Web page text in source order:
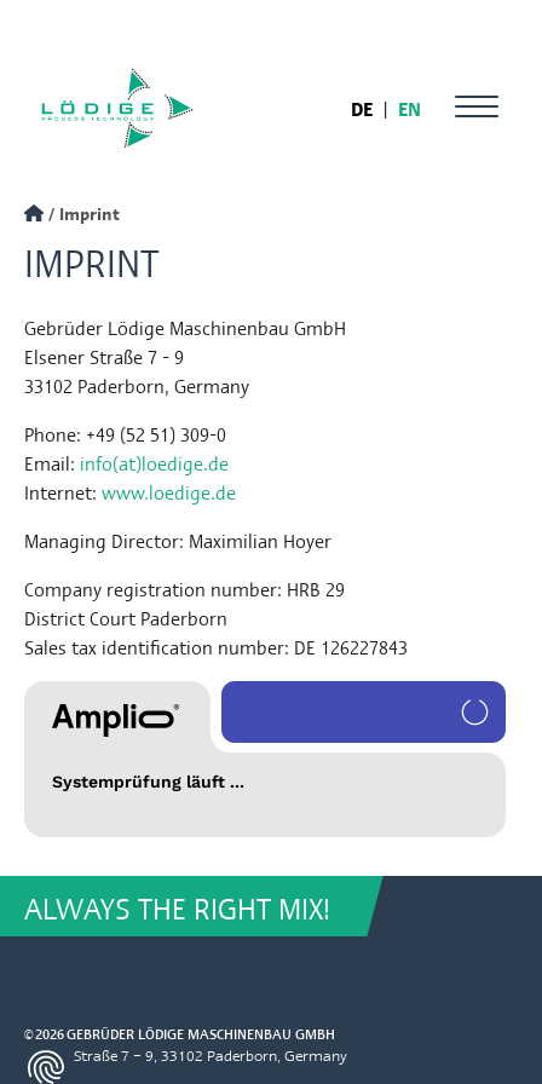
DE | EN
Imprint
IMPRINT
Gebrüder Lödige Maschinenbau GmbH
Elsener Straße 7 - 9
33102 Paderborn, Germany
Phone: +49 (52 51) 309-0
Email: info(at)loedige.de
Internet: www.loedige.de
Managing Director: Maximilian Hoyer
Company registration number: HRB 29
District Court Paderborn
Sales tax identification number: DE 126227843
Systemprüfung läuft ...
ALWAYS THE RIGHT MIX!
© 2026 GEBRÜDER LÖDIGE MASCHINENBAU GMBH
Elsener Straße 7 – 9, 33102 Paderborn, Germany